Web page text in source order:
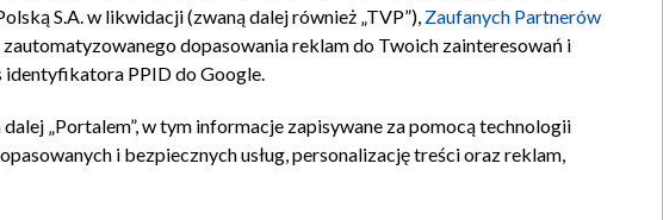
S.A. w likwidacji (zwaną dalej również „TVP”), Zaufanych Partnerów
dopasowania reklam do Twoich zainteresowań i
identyfikatora PPID do Google.
dalej „Portalem”, w tym informacje zapisywane za pomocą technologii
i bezpiecznych usług, personalizację treści oraz reklam,